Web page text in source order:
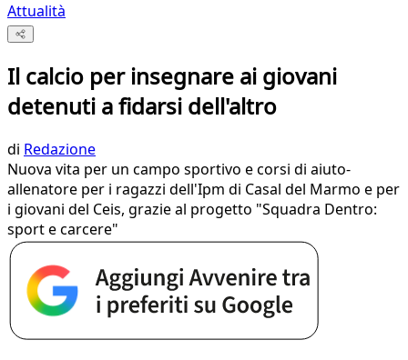
Attualità
Il calcio per insegnare ai giovani
detenuti a fidarsi dell'altro
di Redazione
Nuova vita per un campo sportivo e corsi di aiuto-
allenatore per i ragazzi dell'Ipm di Casal del Marmo e per
i giovani del Ceis, grazie al progetto "Squadra Dentro:
sport e carcere"